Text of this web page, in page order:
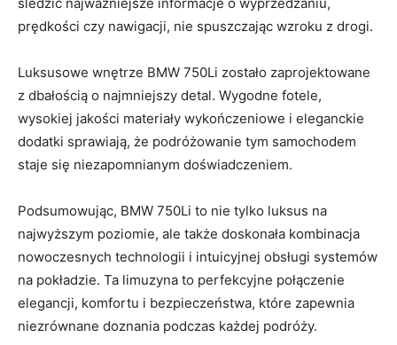
śledzić najważniejsze⁣ informacje o wyprzedzaniu,
prędkości czy nawigacji, nie ⁣spuszczając wzroku​ z drogi.
Luksusowe wnętrze BMW 750Li ⁣zostało ⁣zaprojektowane
z dbałością o najmniejszy detal. Wygodne fotele,
wysokiej jakości materiały wykończeniowe i eleganckie
dodatki sprawiają, że podróżowanie tym samochodem
staje ⁤się ⁢niezapomnianym doświadczeniem.
Podsumowując, BMW 750Li to nie ⁢tylko luksus na
najwyższym ‌poziomie, ale także doskonała kombinacja
⁤nowoczesnych technologii‍ i intuicyjnej ​obsługi⁣ systemów
na pokładzie. Ta limuzyna to perfekcyjne połączenie‍
elegancji,‍ komfortu i bezpieczeństwa, które zapewnia‍
niezrównane doznania ‌podczas każdej podróży.